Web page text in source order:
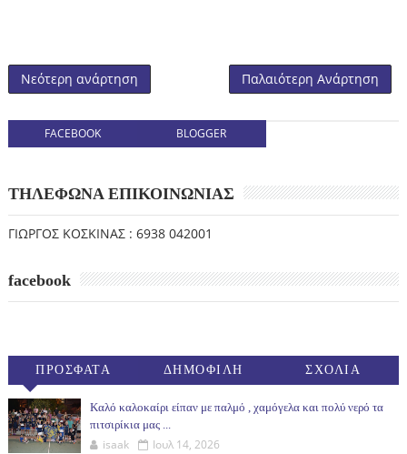
Νεότερη ανάρτηση Παλαιότερη Ανάρτηση
FACEBOOK BLOGGER
ΤΗΛΕΦΩΝΑ ΕΠΙΚΟΙΝΩΝΙΑΣ
ΓΙΩΡΓΟΣ ΚΟΣΚΙΝΑΣ : 6938 042001
facebook
ΠΡΟΣΦΑΤΑ ΔΗΜΟΦΙΛΗ ΣΧΟΛΙΑ
Καλό καλοκαίρι είπαν με παλμό , χαμόγελα και πολύ νερό τα
πιτσιρίκια μας ...
isaak Ιουλ 14, 2026